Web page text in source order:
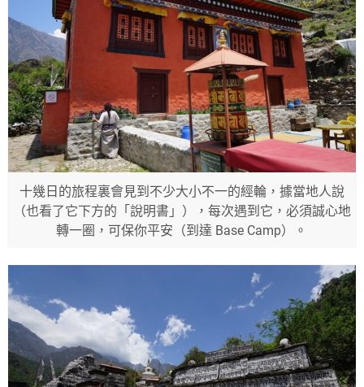
十幾日的旅程裏會見到不少大小不一的經輪，據當地人說
（也看了它下方的「說明書」），每次遇到它，必須誠心地
轉一圈，可保你平安（到達 Base Camp）。